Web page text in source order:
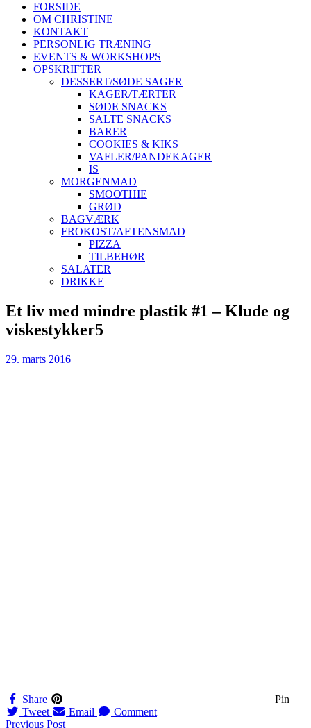
FORSIDE
OM CHRISTINE
KONTAKT
PERSONLIG TRÆNING
EVENTS & WORKSHOPS
OPSKRIFTER
DESSERT/SØDE SAGER
KAGER/TÆRTER
SØDE SNACKS
SALTE SNACKS
BARER
COOKIES & KIKS
VAFLER/PANDEKAGER
IS
MORGENMAD
SMOOTHIE
GRØD
BAGVÆRK
FROKOST/AFTENSMAD
PIZZA
TILBEHØR
SALATER
DRIKKE
Skip
to
content
Et liv med mindre plastik #1 – Klude og
viskestykker5
29. marts 2016
Share
Pin
Tweet
Email Comment
Previous Post